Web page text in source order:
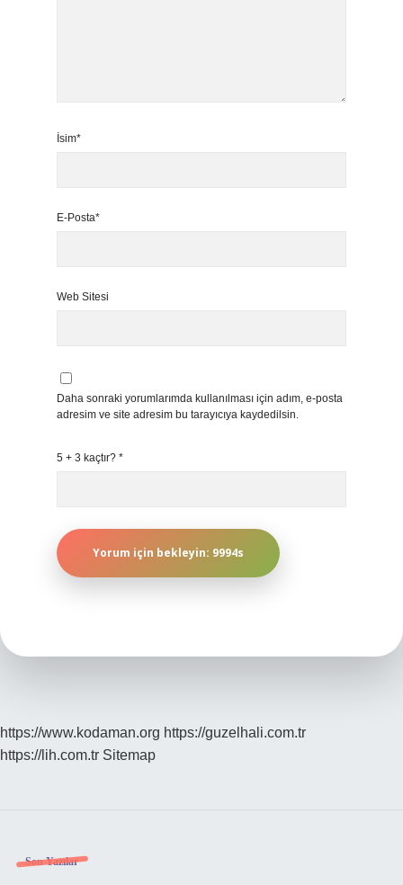
İsim*
E-Posta*
Web Sitesi
Daha sonraki yorumlarımda kullanılması için adım, e-posta
adresim ve site adresim bu tarayıcıya kaydedilsin.
5 + 3 kaçtır? *
https://www.kodaman.org https://guzelhali.com.tr
https://lih.com.tr Sitemap
Sidebar
Son Yazılar